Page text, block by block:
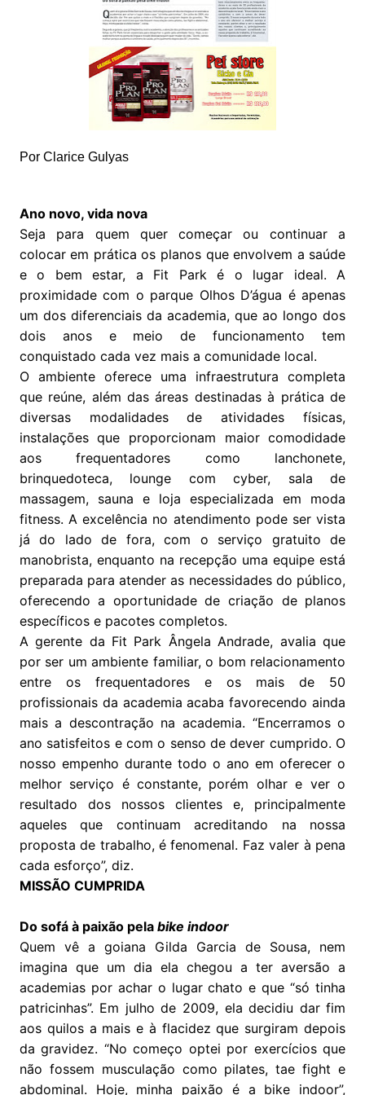
Por Clarice Gulyas
Ano novo, vida nova
Seja para quem quer começar ou continuar a
colocar em prática os planos que envolvem a saúde
e o bem estar, a Fit Park é o lugar ideal. A
proximidade com o parque Olhos D’água é apenas
um dos diferenciais da academia, que ao longo dos
dois anos e meio de funcionamento tem
conquistado cada vez mais a comunidade local.
O ambiente oferece uma infraestrutura completa
que reúne, além das áreas destinadas à prática de
diversas modalidades de atividades físicas,
instalações que proporcionam maior comodidade
aos frequentadores como lanchonete,
brinquedoteca, lounge com cyber, sala de
massagem, sauna e loja especializada em moda
fitness. A excelência no atendimento pode ser vista
já do lado de fora, com o serviço gratuito de
manobrista, enquanto na recepção uma equipe está
preparada para atender as necessidades do público,
oferecendo a oportunidade de criação de planos
específicos e pacotes completos.
A gerente da Fit Park Ângela Andrade, avalia que
por ser um ambiente familiar, o bom relacionamento
entre os frequentadores e os mais de 50
profissionais da academia acaba favorecendo ainda
mais a descontração na academia. “Encerramos o
ano satisfeitos e com o senso de dever cumprido. O
nosso empenho durante todo o ano em oferecer o
melhor serviço é constante, porém olhar e ver o
resultado dos nossos clientes e, principalmente
aqueles que continuam acreditando na nossa
proposta de trabalho, é fenomenal. Faz valer à pena
cada esforço”, diz.
MISSÃO CUMPRIDA
Do sofá à paixão pela bike indoor
Quem vê a goiana Gilda Garcia de Sousa, nem
imagina que um dia ela chegou a ter aversão a
academias por achar o lugar chato e que “só tinha
patricinhas”. Em julho de 2009, ela decidiu dar fim
aos quilos a mais e à flacidez que surgiram depois
da gravidez. “No começo optei por exercícios que
não fossem musculação como pilates, tae fight e
abdominal. Hoje, minha paixão é a bike indoor”,